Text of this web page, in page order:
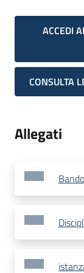
ACCEDI
CONSULTA
Allegati